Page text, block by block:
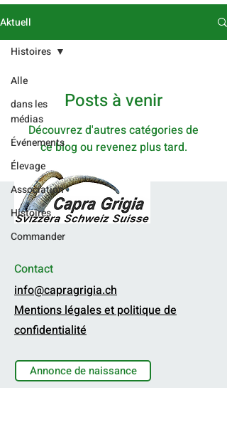
Aktuell
Alle
dans les
médias
Événements
Élevage
Association
Histoires
Commander
Histoires
Posts à venir
Découvrez d'autres catégories de
ce blog ou revenez plus tard.
Contact
info@capragrigia.ch
Mentions légales et politique de
confidentialité
Annonce de naissance